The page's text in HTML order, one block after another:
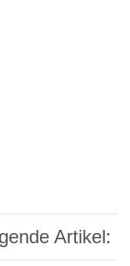
Artikel: